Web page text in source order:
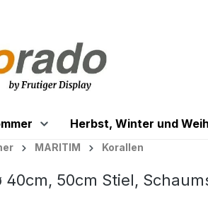
Herbst, Winter und
MARITIM Korallen
40cm, 50cm Stiel,